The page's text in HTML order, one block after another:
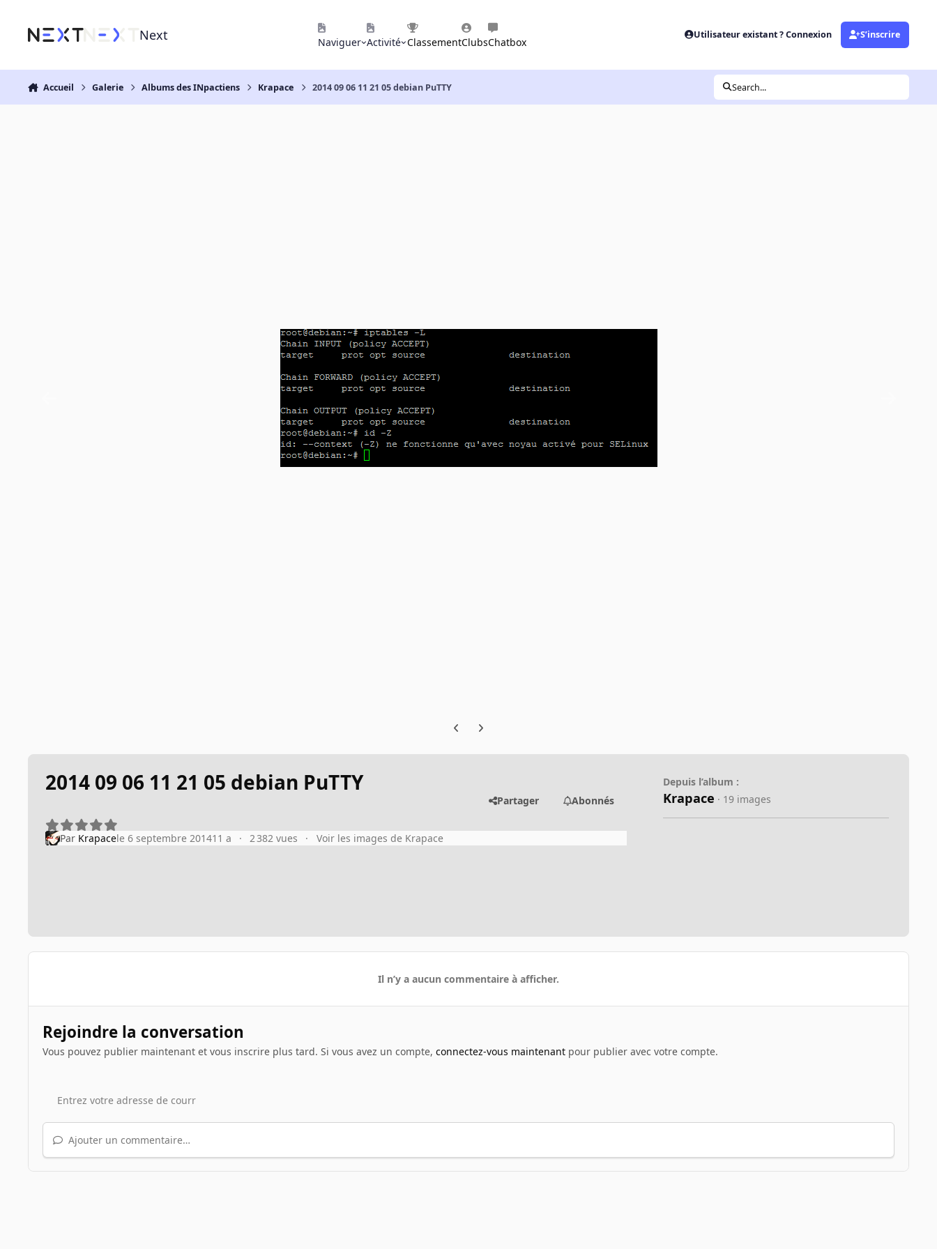
Next Naviguer Activité ClassementClubsChatbox
Utilisateur existant ? Connexion S’inscrire
Accueil Galerie Albums des INpactiens Krapace 2014 09 06 11 21 05 debian PuTTY Search...
Previous carousel slide
Next carousel slide
2014 09 06 11 21 05 debian PuTTY
Partager Abonnés
Par Krapacele 6 septembre 201411 a 2 382 vues Voir les images de Krapace
Depuis l’album :
Krapace · 19 images
Il n’y a aucun commentaire à afficher.
Rejoindre la conversation
Vous pouvez publier maintenant et vous inscrire plus tard. Si vous avez un compte, connectez-vous maintenantpour publier avec votre compte.
Ajouter un commentaire…